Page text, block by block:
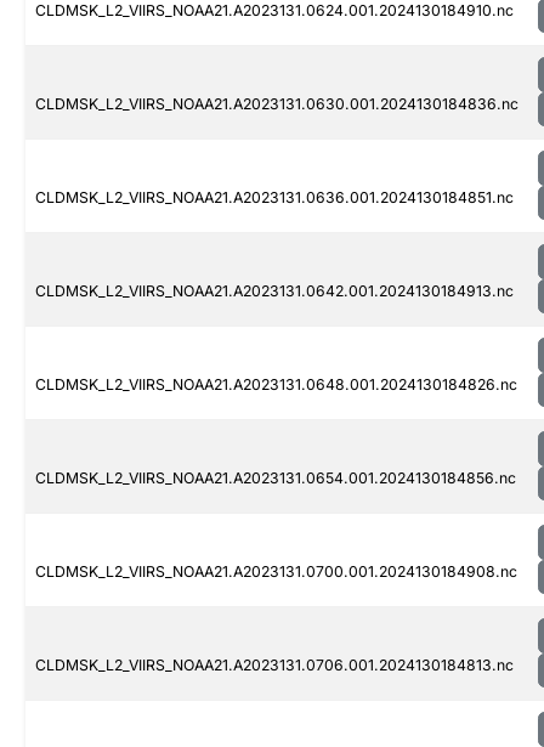
CLDMSK_L2_VIIRS_NOAA21.A2023131.0624.001.2024130184910.nc
CLDMSK_L2_VIIRS_NOAA21.A2023131.0630.001.2024130184836.nc
CLDMSK_L2_VIIRS_NOAA21.A2023131.0636.001.2024130184851.nc
CLDMSK_L2_VIIRS_NOAA21.A2023131.0642.001.2024130184913.nc
CLDMSK_L2_VIIRS_NOAA21.A2023131.0648.001.2024130184826.nc
CLDMSK_L2_VIIRS_NOAA21.A2023131.0654.001.2024130184856.nc
CLDMSK_L2_VIIRS_NOAA21.A2023131.0700.001.2024130184908.nc
CLDMSK_L2_VIIRS_NOAA21.A2023131.0706.001.2024130184813.nc